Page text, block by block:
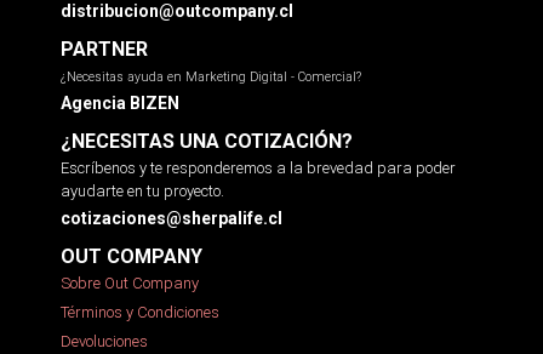
distribucion@outcompany.cl
PARTNER
¿Necesitas ayuda en Marketing Digital - Comercial?
Agencia BIZEN
¿NECESITAS UNA COTIZACIÓN?
Escríbenos y te responderemos a la brevedad para poder
ayudarte en tu proyecto.
cotizaciones@sherpalife.cl
OUT COMPANY
Sobre Out Company
Términos y Condiciones
Devoluciones